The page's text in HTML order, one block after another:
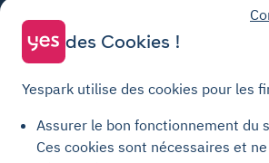
Paramètres des
Mentions légales
des Cookies !
Yespark utilise des cookies pour les
Assurer le bon fonctionnement du
Ces cookies sont nécessaires et